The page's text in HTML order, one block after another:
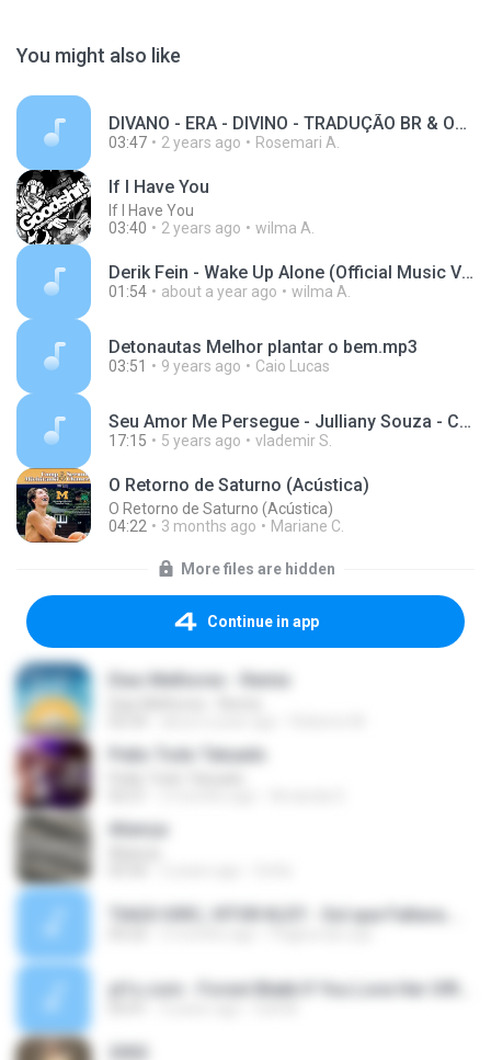
You might also like
DIVANO - ERA - DIVINO - TRADUÇÃO BR & ORIGINAL LEGEND-null.mp3
03:47 2 years ago Rosemari A.
If I Have You
If I Have You
03:40
2 years ago wilma A.
Derik Fein - Wake Up Alone (Official Music Video).mp3
01:54 about a year ago wilma A.
Detonautas Melhor plantar o bem.mp3
03:51 9 years ago Caio Lucas
Seu Amor Me Persegue - Julliany Souza - Casa Worship.mp3
17:15 5 years ago vlademir S.
O Retorno de Saturno (Acústica)
O Retorno de Saturno (Acústica)
04:22
3 months ago Mariane C.
More files are hidden
Continue in app
Dias Melhores - Remix
Peão Todo Tatuado
Aliança